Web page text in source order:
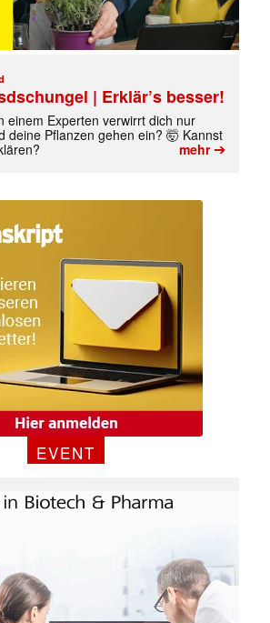
|transkript-Newsletter
aktuell informiert.
| Erklär’s besser!
einem Experten verwirrt dich nur
deine Pflanzen gehen ein? 🤯 Kannst
mehr➔
EVENT